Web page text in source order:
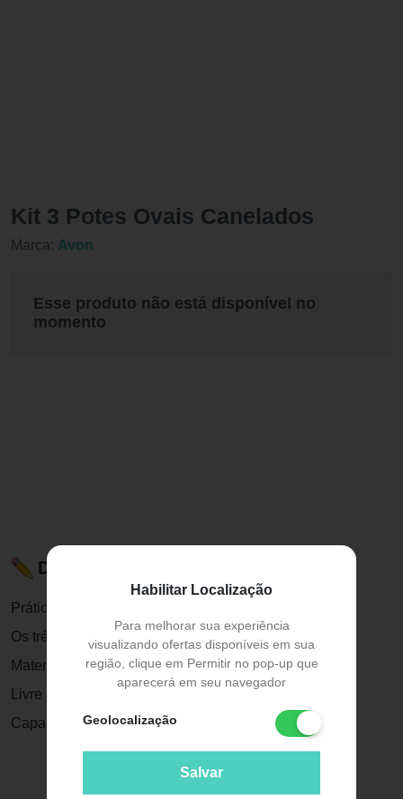
Habilitar Localização
Para melhorar sua experiência
visualizando ofertas disponíveis em sua
região, clique em Permitir no pop-up que
aparecerá em seu navegador
Geolocalização
Salvar
Kit 3 Potes Ovais Canelados
Marca: Avon
Esse produto não está disponível no
momento
Descrição do Produto
Práticos e muito estilosos.
Os três potes possuem tampa.
Material: Plástico.
Livre de BPA.
Capacidade: 2,5L, 1,25L e 650ml.